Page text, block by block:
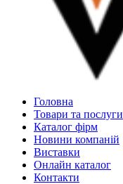
Головна
Товари та послуги
Каталог фірм
Новини компаній
Виставки
Онлайн каталог
Контакти